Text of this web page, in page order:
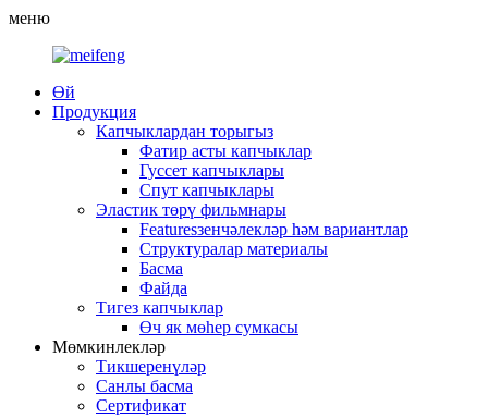
меню
Өй
Продукция
Капчыклардан торыгыз
Фатир асты капчыклар
Гуссет капчыклары
Спут капчыклары
Эластик төрү фильмнары
Featuresзенчәлекләр һәм вариантлар
Структуралар материалы
Басма
Файда
Тигез капчыклар
Өч як мөһер сумкасы
Мөмкинлекләр
Тикшеренүләр
Санлы басма
Сертификат